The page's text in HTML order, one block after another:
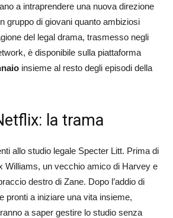
a intraprendere una nuova direzione
gruppo di giovani quanto ambiziosi
del legal drama, trasmesso negli
è disponibile sulla piattaforma
insieme al resto degli episodi della
la trama
allo studio legale Specter Litt. Prima di
Williams, un vecchio amico di Harvey e
destro di Zane. Dopo l’addio di
pronti a iniziare una vita insieme,
a saper gestire lo studio senza